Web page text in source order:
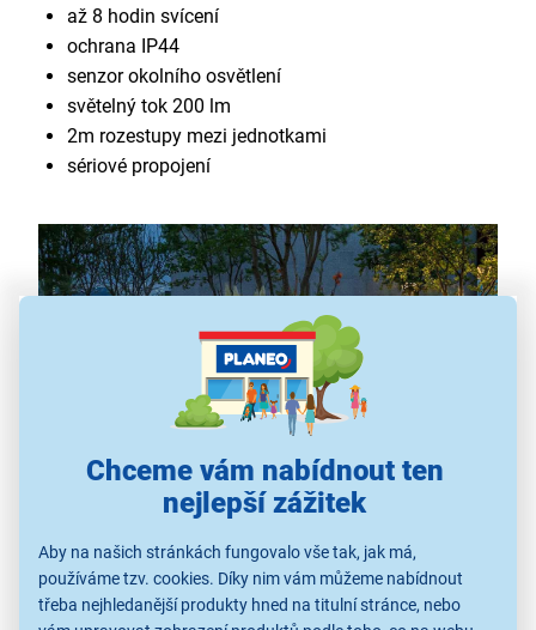
Chceme vám nabídnout ten
nejlepší zážitek
Aby na našich stránkách fungovalo vše tak, jak má,
používáme tzv. cookies. Díky nim vám můžeme nabídnout
třeba nejhledanější produkty hned na titulní stránce, nebo
až 8 hodin svícení
ochrana IP44
senzor okolního osvětlení
světelný tok 200 lm
2m rozestupy mezi jednotkami
sériové propojení
Posviťte si na cestu domu
Hledáte moderní, praktické a ekologickévenkovní
osvětlení? Sada RETLUX RGL 119 je tou pravou
volbou. Bez nutnosti připojení k elektrické síti nabízí